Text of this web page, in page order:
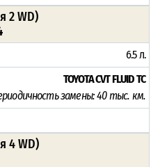
2 WD)
6.5 л.
TOYOTA CVT FLUID TC
замены: 40 тыс. км.
4 WD)